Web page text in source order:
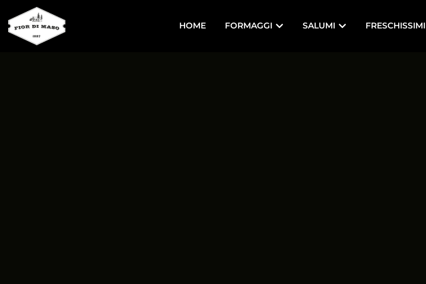
HOME FORMAGGI SALUMI FRESCHISSIMI